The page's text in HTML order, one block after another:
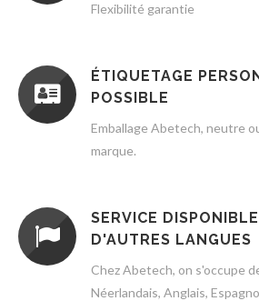
Flexibilité garantie
ÉTIQUETAGE
POSSIBLE
Emballage Abetech, neutre
marque.
SERVICE
D'AUTRES LANGUES
Chez Abetech, on s'occupe
Néerlandais, Anglais,